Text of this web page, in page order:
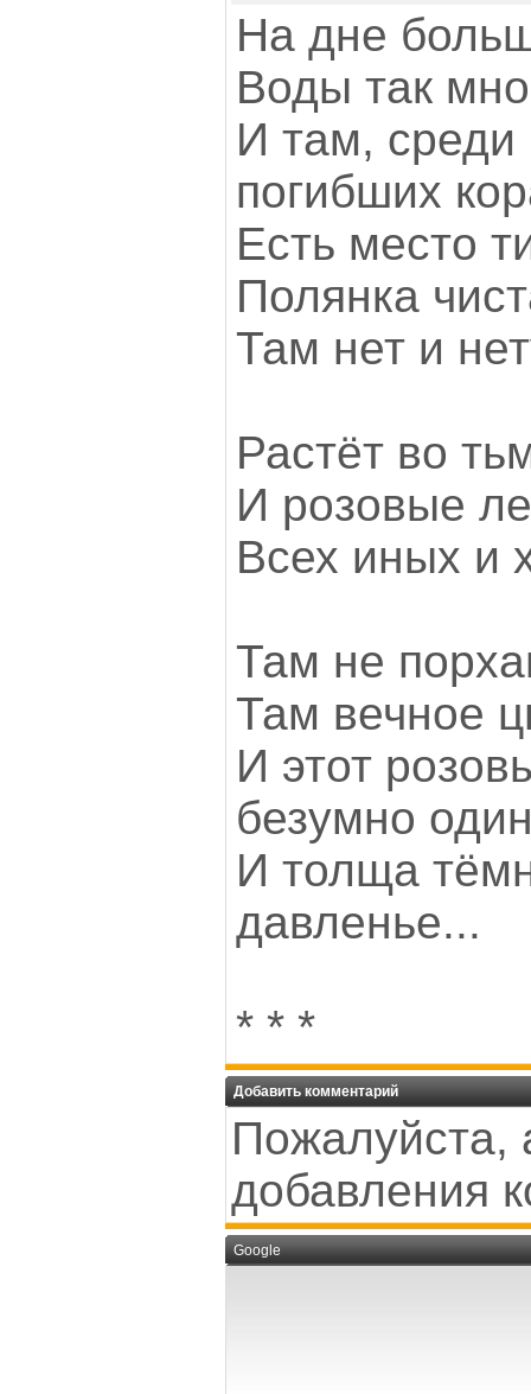
На дне
Воды так
И там, среди
погибших
Есть место
Полянка
Там нет и
Растёт во
И розовые
Всех иных и
Там не
Там вечное
И этот
безумно
И толща
давленье...
* * *
Добавить комментарий
Пожалуйста,
добавления
Google